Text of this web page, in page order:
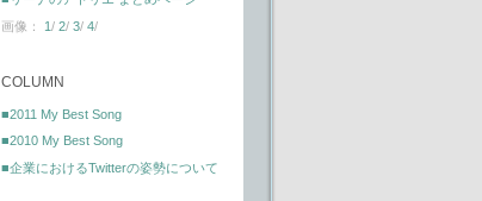
画像： 1/ 2/ 3/ 4/
COLUMN
■2011 My Best Song
■2010 My Best Song
■企業におけるTwitterの姿勢について